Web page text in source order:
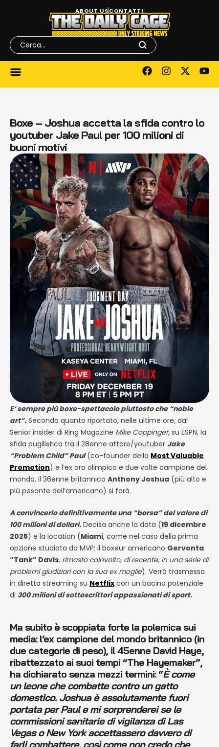
ABOUT USCONTATTI
Boxe – Joshua accetta la sfida contro lo
youtuber Jake Paul per 100 milioni di
buoni motivi
E’ sempre più boxe-spettacolo piuttosto che “noble
art”. Secondo quanto riportato, nelle ultime ore, dal
Senior insider di Ring Magazine Mike Coppinger, su ESPN, la
sfida pugilistica tra il 28enne attore/youtuber Jake
“Problem Child” Paul(co-founder della Most Valuable
Promotion) e l’ex oro olimpico e due volte campione del
mondo, il 36enne britannico Anthony Joshua (più alto e
più pesante dell’americano) si farà.
A convincerlo definitivamente una “borsa” del valore di
100 milioni di dollari. Decisa anche la data (19 dicembre
2025) e la location (Miami, come nel caso della prima
opzione studiata da MVP: il boxeur americano Gervonta
“Tank” Davis, rimasto coinvolto, di recente, in una serie di
problemi giudiziari con la sua ex moglie). Verrà trasmessa
in diretta streaming su Netflix con un bacino potenziale
di 300 milioni di sottoscrittori appassionati di sport.
Ma subito è scoppiata forte la polemica sui
media:l’ex campione del mondo britannico (in
due categorie di peso), il 45enne David Haye,
ribattezzato ai suoi tempi “The Hayemaker”,
ha dichiarato senza mezzi termini: “È come
un leone che combatte contro un gatto
domestico. Joshua è assolutamente fuori
portata per Paul e mi sorprenderei se le
commissioni sanitarie di vigilanza di Las
Vegas o New York accettassero davvero di
farli combattere, così come non credo che